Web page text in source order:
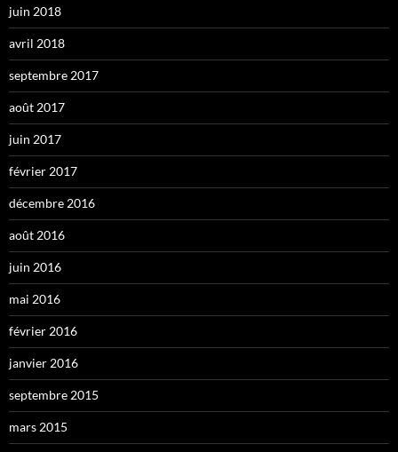
juin 2018
avril 2018
septembre 2017
août 2017
juin 2017
février 2017
décembre 2016
août 2016
juin 2016
mai 2016
février 2016
janvier 2016
septembre 2015
mars 2015